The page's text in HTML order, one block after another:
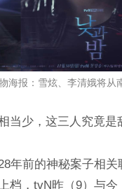
海报：雪炫、李清娥将从
当少，这三人究竟是
年前的神秘案子相关
档，tvN昨（9）与